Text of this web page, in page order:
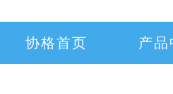
协格首页 产品